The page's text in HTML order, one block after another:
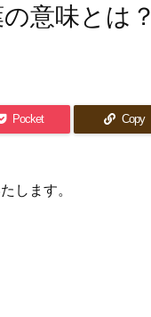
意味とは？
Pocket Copy
します。